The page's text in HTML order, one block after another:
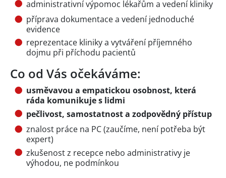
administrativní výpomoc lékařům a vedení kliniky
příprava dokumentace a vedení jednoduché
evidence
reprezentace kliniky a vytváření příjemného
dojmu při příchodu pacientů
Co od Vás očekáváme:
usměvavou a empatickou osobnost, která
ráda komunikuje s lidmi
pečlivost, samostatnost a zodpovědný přístup
znalost práce na PC (zaučíme, není potřeba být
expert)
zkušenost z recepce nebo administrativy je
výhodou, ne podmínkou